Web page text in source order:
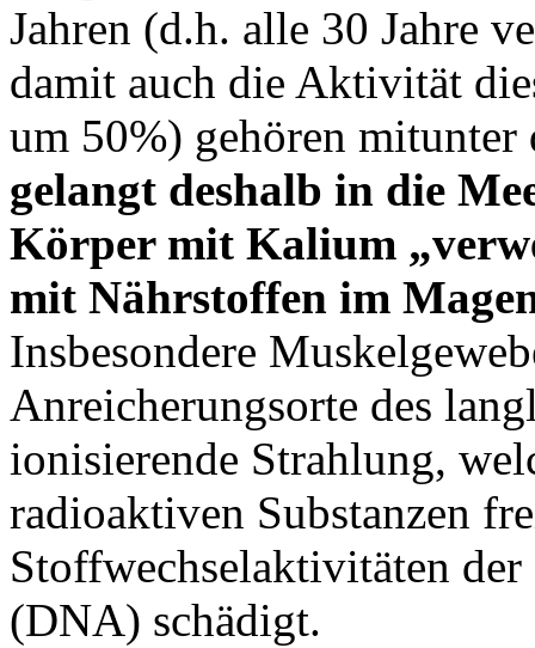
Jahren (d.h. alle 30 Jahre
damit auch die Aktivität
um 50%) gehören
gelangt deshalb in die
Körper mit Kalium
mit Nährstoffen im
Insbesondere
Anreicherungsorte des
ionisierende Strahlung,
radioaktiven Substanzen
Stoffwechselaktivitäten
(DNA) schädigt.